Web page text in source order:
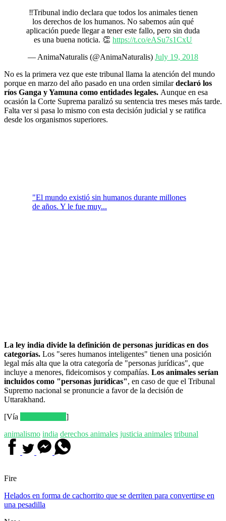
‼️Tribunal indio declara que todos los animales tienen
los derechos de los humanos. No sabemos aún qué
aplicación puede llegar a tener este fallo, pero sin duda
es una buena noticia. 👏 https://t.co/eASu7s1CxU
— AnimaNaturalis (@AnimaNaturalis) July 19, 2018
No es la primera vez que este tribunal llama la atención del mundo
porque en marzo del año pasado en una orden similardeclaró los
ríos Ganga y Yamuna como entidades legales. Aunque en esa
ocasión la Corte Suprema paralizó su sentencia tres meses más tarde.
Falta ver si pasa lo mismo con esta decisión judicial y se ratifica
desde los organismos superiores.
"El mundo existió sin humanos durante millones
de años. Y le fue muy...
La ley india divide la definición de personas jurídicas en dos
categorías. Los "seres humanos inteligentes" tienen una posición
legal más alta que la otra categoría de "personas jurídicas", que
incluye a menores, fideicomisos y compañías. Los animales serían
incluidos como "personas jurídicas", en caso de que el Tribunal
Supremo nacional se pronuncie a favor de la decisión de
Uttarakhand.
[Vía
]
animalismo india derechos animales justicia animales tribunal
Fire
Helados en forma de cachorrito que se derriten para convertirse en
una pesadilla